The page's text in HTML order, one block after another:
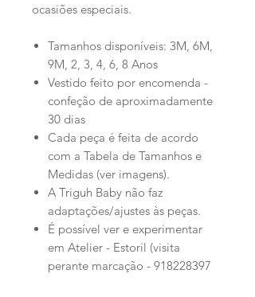
ocasiões especiais.
Tamanhos disponíveis: 3M, 6M,
9M, 2, 3, 4, 6, 8 Anos
Vestido feito por encomenda -
confeção de aproximadamente
30 dias
Cada peça é feita de acordo
com a Tabela de Tamanhos e
Medidas (ver imagens).
A Triguh Baby não faz
adaptações/ajustes às peças.
É possível ver e experimentar
em Atelier - Estoril (visita
perante marcação - 918228397